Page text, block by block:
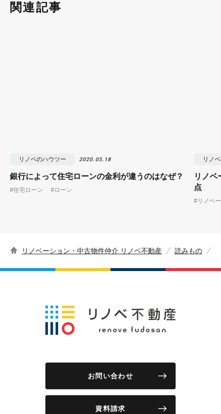
関連記事
リノベのハウツー 2020.05.18
銀行によって住宅ローンの金利が違うのはなぜ？
#住宅ローン #ローン
リノ
リノベ
点
#リノベ
リノベーション・中古物件仲介 リノベ不動産 読みもの
お問い合わせ
資料請求